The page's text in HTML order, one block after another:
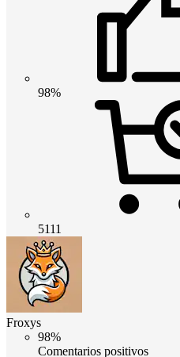
98%
5111
Froxys
98%
Comentarios positivos